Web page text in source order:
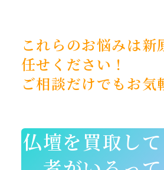
これらのお悩みは新
任せください！
ご相談だけでもお気
仏壇を買取し